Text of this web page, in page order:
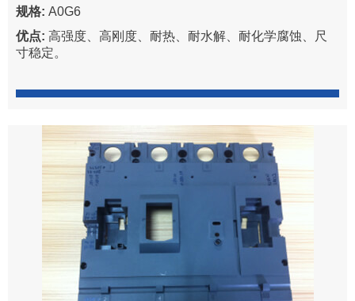
规格: A0G6
优点: 高强度、高刚度、耐热、耐水解、耐化学腐蚀、尺
寸稳定。